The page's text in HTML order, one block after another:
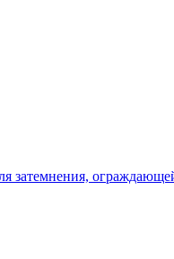
затемнения,